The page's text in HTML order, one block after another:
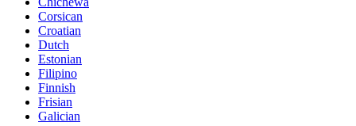
Corsican
Croatian
Dutch
Estonian
Filipino
Finnish
Frisian
Galician